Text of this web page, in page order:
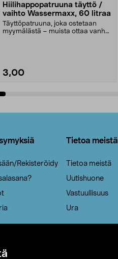
Hiilihappopatruuna täyttö /
vaihto Wassermaxx, 60 litraa
Täyttöpatruuna, joka ostetaan
myymälästä – muista ottaa vanha
3,00
Rekisteröidy
Tietoa meistä
Tietoa meistä
Uutishuone
Vastuullisuus
Ura